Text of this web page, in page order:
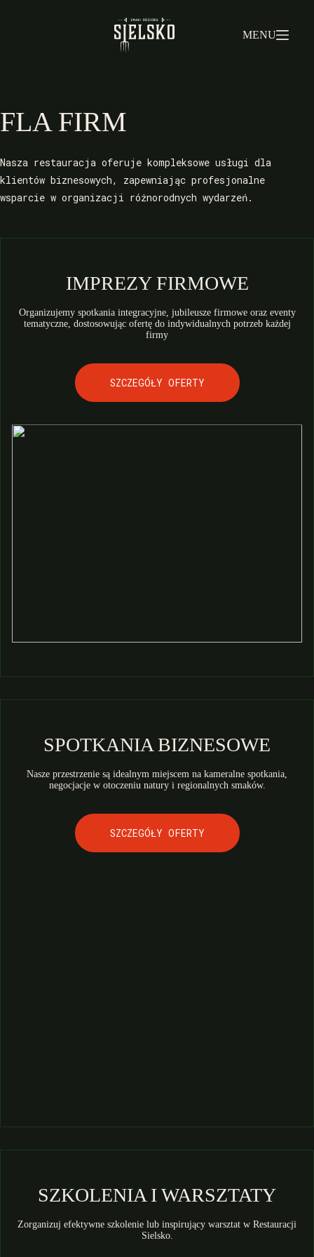
MENU
FLA FIRM
Nasza restauracja oferuje kompleksowe usługi dla
klientów biznesowych, zapewniając profesjonalne
wsparcie w organizacji różnorodnych wydarzeń.
IMPREZY FIRMOWE
Organizujemy spotkania integracyjne, jubileusze firmowe oraz eventy
tematyczne, dostosowując ofertę do indywidualnych potrzeb każdej
firmy
SZCZEGÓŁY OFERTY
SPOTKANIA BIZNESOWE
Nasze przestrzenie są idealnym miejscem na kameralne spotkania,
negocjacje w otoczeniu natury i regionalnych smaków.
SZCZEGÓŁY OFERTY
SZKOLENIA I WARSZTATY
Zorganizuj efektywne szkolenie lub inspirujący warsztat w Restauracji
Sielsko.